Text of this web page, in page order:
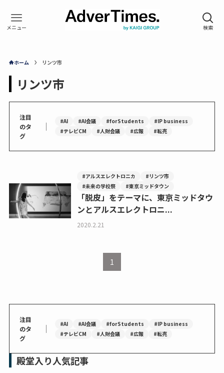
ホーム リンツ市
リンツ市
注目
のタ
グ
｜ #AI #AI会議 #forStudents
#IP business
#テレビCM
#人財会議 #広報 #転売
#アルスエレクトロニカ
#リンツ市
#未来の学校祭
#東京ミッドタウン
「脱皮」をテーマに、東京ミッドタウ
ンとアルスエレクトロニ...
2020.2.21
1
注目
のタ
グ
｜ #AI #AI会議 #forStudents
#IP business
#テレビCM
#人財会議 #広報 #転売
殿堂入り人気記事